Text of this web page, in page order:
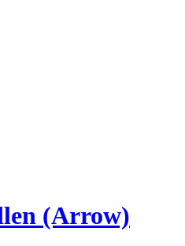
(Arrow)